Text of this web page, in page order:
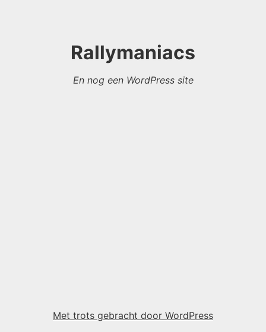
Rallymaniacs
En nog een WordPress site
Met trots gebracht door WordPress